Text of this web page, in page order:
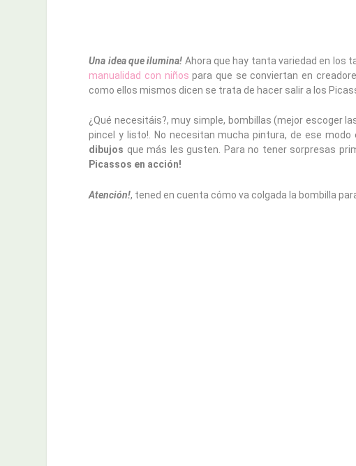
Una idea que ilumina! Ahora que hay tanta variedad en los
manualidad con niñospara que se conviertan en
como ellos mismos dicen se trata de hacer salir a los
¿Qué necesitáis?, muy simple, bombillas (mejor escoger
pincel y listo!. No necesitan mucha pintura, de ese
dibujos que más les gusten. Para no tener sorpresas
Picassos en acción!
Atención!, tened en cuenta cómo va colgada la bombilla